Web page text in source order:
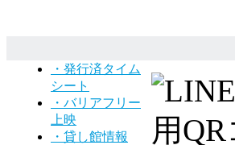
・発行済タイム
シート
・バリアフリー
上映
・貸し館情報